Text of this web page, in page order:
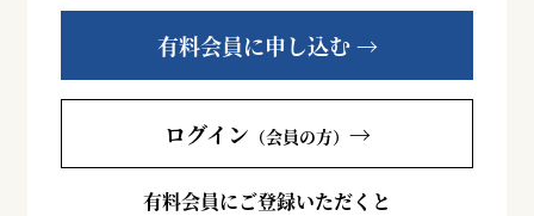
有料会員に申し込む →
ログイン （会員の方） →
有料会員にご登録いただくと